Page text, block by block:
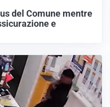
del Comune mentre
e